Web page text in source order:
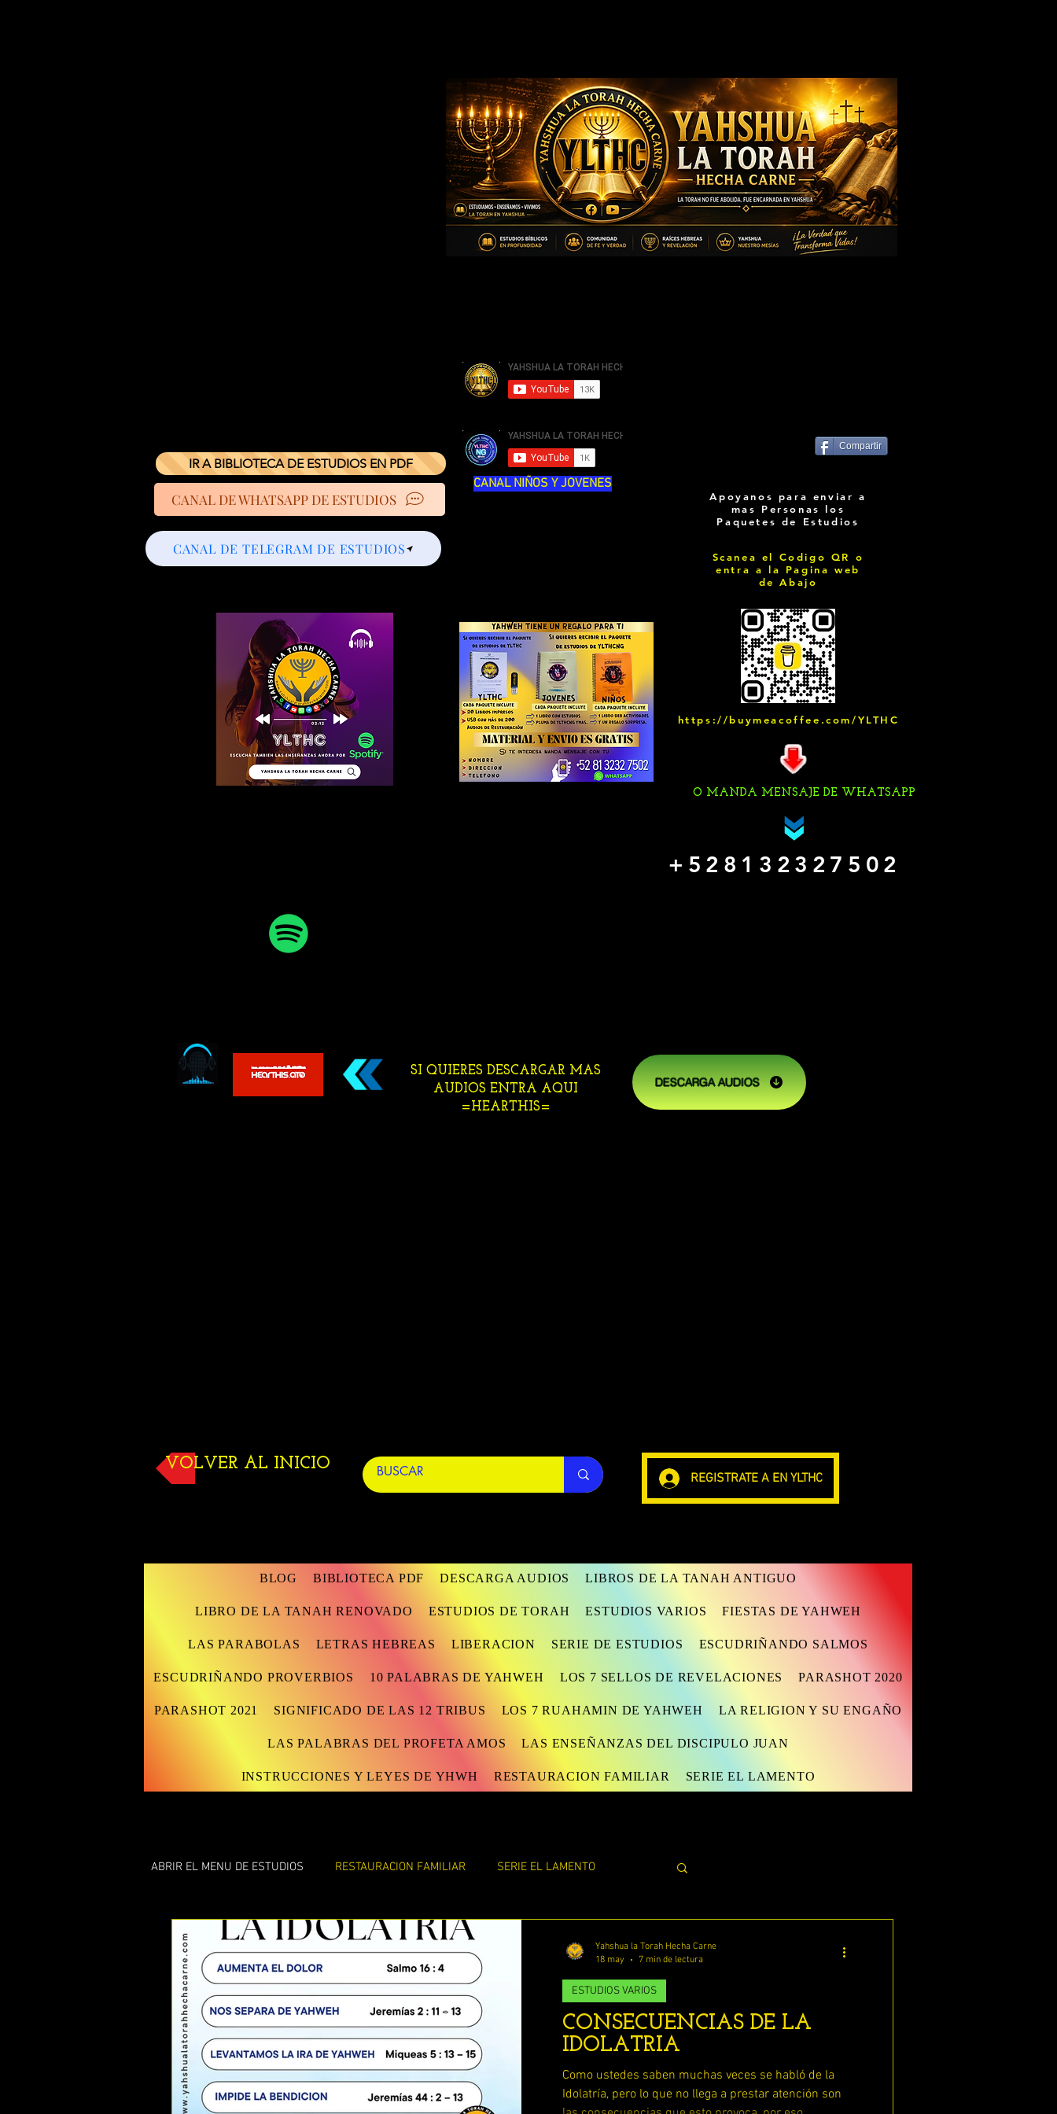
Compartir
IR A BIBLIOTECA DE ESTUDIOS EN PDF
CANAL DE WHATSAPP DE ESTUDIOS
CANAL NIÑOS Y JOVENES
CANAL DE TELEGRAM DE ESTUDIOS
Apoyanos para enviar a
mas Personas los
Paquetes de Estudios
Scanea el Codigo QR o
entra a la Pagina web
de Abajo
https://buymeacoffee.com/YLTHC
O MANDA MENSAJE DE WHATSAPP
+528132327502
SI QUIERES DESCARGAR MAS
AUDIOS ENTRA AQUI
=HEARTHIS=
DESCARGA AUDIOS
VOLVER AL INICIO
REGISTRATE A EN YLTHC
BLOG BIBLIOTECA PDF DESCARGA AUDIOS LIBROS DE LA TANAH ANTIGUO
LIBRO DE LA TANAH RENOVADO ESTUDIOS DE TORAH ESTUDIOS VARIOS FIESTAS DE YAHWEH
LAS PARABOLAS LETRAS HEBREAS LIBERACION SERIE DE ESTUDIOS ESCUDRIÑANDO SALMOS
ESCUDRIÑANDO PROVERBIOS 10 PALABRAS DE YAHWEH LOS 7 SELLOS DE REVELACIONES PARASHOT 2020
PARASHOT 2021 SIGNIFICADO DE LAS 12 TRIBUS LOS 7 RUAHAMIN DE YAHWEH LA RELIGION Y SU ENGAÑO
LAS PALABRAS DEL PROFETA AMOS LAS ENSEÑANZAS DEL DISCIPULO JUAN
INSTRUCCIONES Y LEYES DE YHWH RESTAURACION FAMILIAR SERIE EL LAMENTO
ABRIR EL MENU DE ESTUDIOS RESTAURACION FAMILIAR SERIE EL LAMENTO
LAS INSTRUCCIONES Y LEYES DE YAHWEH ESTUDIOS DE TORAH
ESTUDIOS VARIOS LAS CARTAS DE SHAUL EL FIN DE LA VIDA ( ECLESIASTES)
ENSEÑANZAS DE DISCIPULO JUAN LAS PALABRAS DEL DISCIPULO JUAN
CONSECUENCIAS DE LA
IDOLATRIA
Como ustedes saben muchas veces se habló de la
Idolatría, pero lo que no llega a prestar atención son
ESTUDIOS VARIOS
Yahshua la Torah Hecha Carne
18 may
7 min de lectura